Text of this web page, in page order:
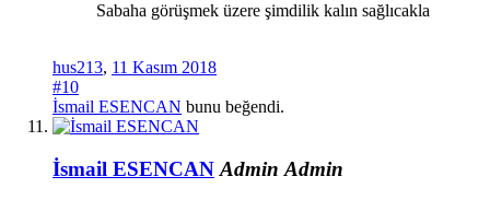
Sabaha görüşmek üzere şimdilik kalın sağlıcakla
hus213, 11 Kasım 2018
#10
İsmail ESENCAN bunu beğendi.
İsmail ESENCAN Admin Admin